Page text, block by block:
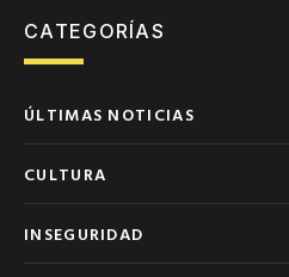
CATEGORÍAS
ÚLTIMAS NOTICIAS
CULTURA
INSEGURIDAD